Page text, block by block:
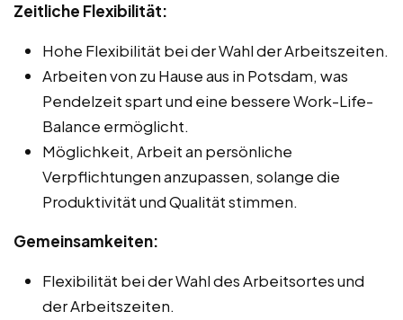
Zeitliche Flexibilität:
Hohe Flexibilität bei der Wahl der Arbeitszeiten.
Arbeiten von zu Hause aus in Potsdam, was
Pendelzeit spart und eine bessere Work-Life-
Balance ermöglicht.
Möglichkeit, Arbeit an persönliche
Verpflichtungen anzupassen, solange die
Produktivität und Qualität stimmen.
Gemeinsamkeiten:
Flexibilität bei der Wahl des Arbeitsortes und
der Arbeitszeiten.